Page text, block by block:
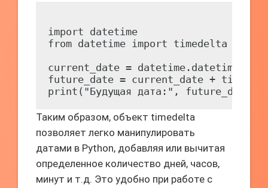
import datetime
from datetime import timedelta
current_date =
future_date = current_date +
Таким образом, объект timedelta
позволяет легко манипулировать
датами в Python, добавляя или вычитая
определенное количество дней, часов,
минут и т.д. Это удобно при работе с